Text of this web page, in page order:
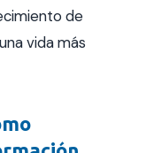
de
vida más